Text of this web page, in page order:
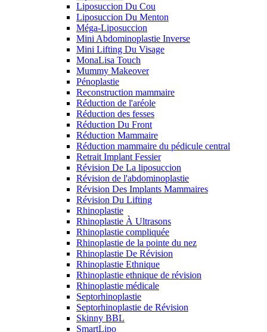
Liposuccion Du Cou
Liposuccion Du Menton
Méga-Liposuccion
Mini Abdominoplastie Inverse
Mini Lifting Du Visage
MonaLisa Touch
Mummy Makeover
Pénoplastie
Reconstruction mammaire
Réduction de l'aréole
Réduction des fesses
Réduction Du Front
Réduction Mammaire
Réduction mammaire du pédicule central
Retrait Implant Fessier
Révision De La liposuccion
Révision de l'abdominoplastie
Révision Des Implants Mammaires
Révision Du Lifting
Rhinoplastie
Rhinoplastie À Ultrasons
Rhinoplastie compliquée
Rhinoplastie de la pointe du nez
Rhinoplastie De Révision
Rhinoplastie Ethnique
Rhinoplastie ethnique de révision
Rhinoplastie médicale
Septorhinoplastie
Septorhinoplastie de Révision
Skinny BBL
SmartLipo